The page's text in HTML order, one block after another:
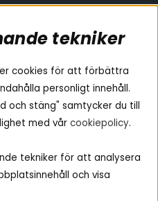
Följ oss
Instagram
Facebook
Youtube
tekniker
cookies för att förbättra
personligt innehåll.
och stäng" samtycker du till
med vår cookiepolicy.
tekniker för att analysera
och visa